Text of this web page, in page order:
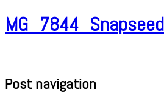
Post navigation